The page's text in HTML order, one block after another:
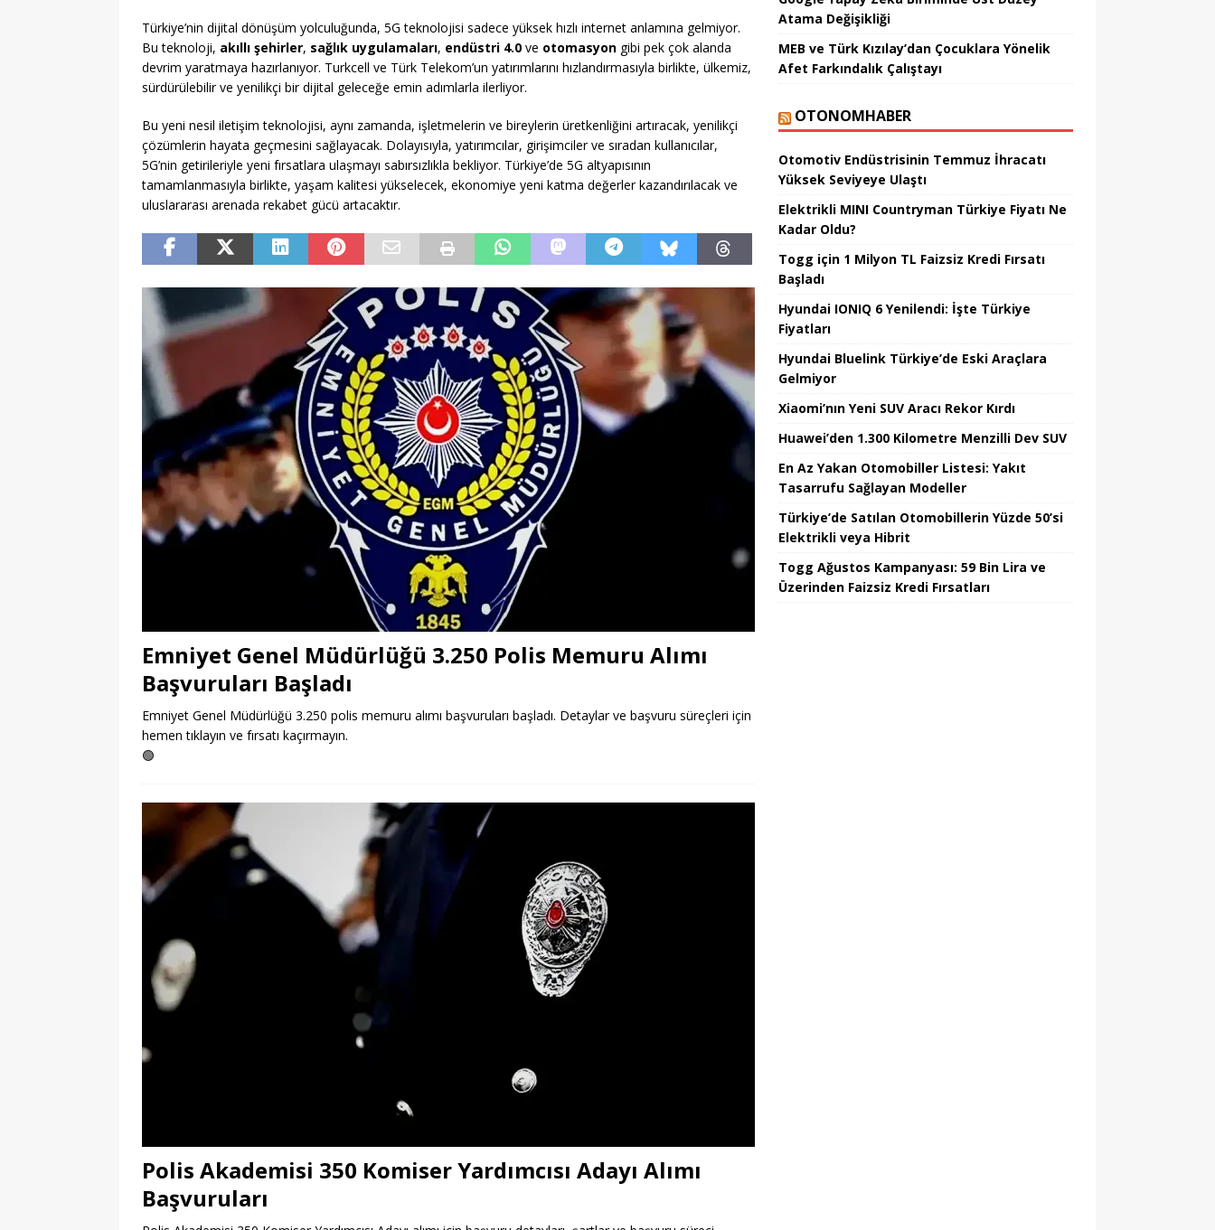
Türkiye’nin dijital dönüşüm yolculuğunda, 5G teknolojisi sadece yüksek hızlı internet anlamına gelmiyor.
Bu teknoloji, akıllı şehirler, sağlık uygulamaları, endüstri 4.0 ve otomasyon gibi pek çok alanda
devrim yaratmaya hazırlanıyor. Turkcell ve Türk Telekom’un yatırımlarını hızlandırmasıyla birlikte, ülkemiz,
sürdürülebilir ve yenilikçi bir dijital geleceğe emin adımlarla ilerliyor.
Bu yeni nesil iletişim teknolojisi, aynı zamanda, işletmelerin ve bireylerin üretkenliğini artıracak, yenilikçi
çözümlerin hayata geçmesini sağlayacak. Dolayısıyla, yatırımcılar, girişimciler ve sıradan kullanıcılar,
5G’nin getirileriyle yeni fırsatlara ulaşmayı sabırsızlıkla bekliyor. Türkiye’de 5G altyapısının
tamamlanmasıyla birlikte, yaşam kalitesi yükselecek, ekonomiye yeni katma değerler kazandırılacak ve
uluslararası arenada rekabet gücü artacaktır.
Emniyet Genel Müdürlüğü 3.250 Polis Memuru Alımı
Başvuruları Başladı
Emniyet Genel Müdürlüğü 3.250 polis memuru alımı başvuruları başladı. Detaylar ve başvuru süreçleri için
hemen tıklayın ve fırsatı kaçırmayın.
🟢
Polis Akademisi 350 Komiser Yardımcısı Adayı Alımı
Başvuruları
Atama Değişikliği
MEB ve Türk Kızılay’dan Çocuklara Yönelik
Afet Farkındalık Çalıştayı
OTONOMHABER
Otomotiv Endüstrisinin Temmuz İhracatı
Yüksek Seviyeye Ulaştı
Elektrikli MINI Countryman Türkiye Fiyatı Ne
Kadar Oldu?
Togg için 1 Milyon TL Faizsiz Kredi Fırsatı
Başladı
Hyundai IONIQ 6 Yenilendi: İşte Türkiye
Fiyatları
Hyundai Bluelink Türkiye’de Eski Araçlara
Gelmiyor
Xiaomi’nın Yeni SUV Aracı Rekor Kırdı
Huawei’den 1.300 Kilometre Menzilli Dev SUV
En Az Yakan Otomobiller Listesi: Yakıt
Tasarrufu Sağlayan Modeller
Türkiye’de Satılan Otomobillerin Yüzde 50’si
Elektrikli veya Hibrit
Togg Ağustos Kampanyası: 59 Bin Lira ve
Üzerinden Faizsiz Kredi Fırsatları